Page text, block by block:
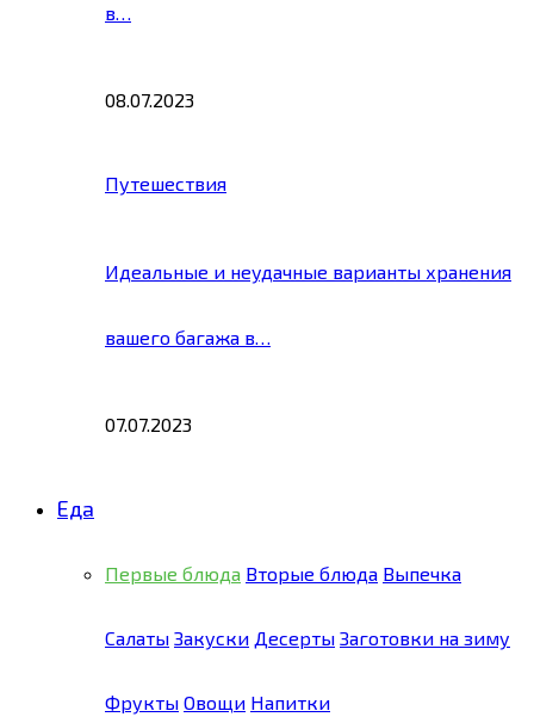
в…
08.07.2023
Путешествия
Идеальные и неудачные варианты хранения
вашего багажа в…
07.07.2023
Еда
Первые блюда Вторые блюда Выпечка
Салаты Закуски Десерты Заготовки на зиму
Фрукты Овощи Напитки